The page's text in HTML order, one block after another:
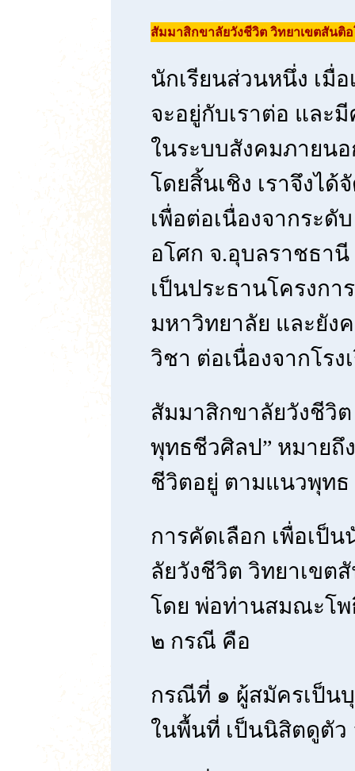
สัมมาสิกขาลัยวังชีวิต วิทยาเขตสันติ
นักเรียนส่วนหนึ่ง เมื่
จะอยู่กับเราต่อ และ
ในระบบสังคมภายน
โดยสิ้นเชิง เราจึงไ
เพื่อต่อเนื่องจากระ
อโศก จ.อุบลราชธานี
เป็นประธานโครงกา
มหาวิทยาลัย และยัง
วิชา ต่อเนื่องจากโร
สัมมาสิกขาลัยวังชีวิ
พุทธชีวศิลป” หมายถึ
ชีวิตอยู่ ตามแนวพุทธ
การคัดเลือก เพื่อเป็
ลัยวังชีวิต วิทยาเขต
โดย พ่อท่านสมณะโ
๒ กรณี คือ
กรณีที่ ๑ ผู้สมัครเป็น
ในพื้นที่ เป็นนิสิตดูตัว